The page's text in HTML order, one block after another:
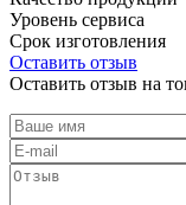
Уровень сервиса
Срок изготовления
Оставить отзыв
Оставить отзыв на